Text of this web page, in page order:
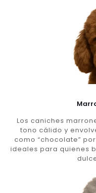
Los caniches
tono cálido y
como “chocolate”
ideales para quienes